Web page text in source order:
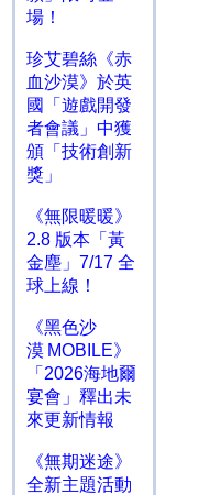
場！
珍艾碧絲《赤
血沙漠》於英
國「遊戲開發
者會議」中獲
頒「技術創新
獎」
《無限暖暖》
2.8 版本「黃
金塵」7/17 全
球上線！
《黑色沙
漠 MOBILE》
「2026海地爾
宴會」釋出未
來更新情報
《無期迷途》
全新主題活動